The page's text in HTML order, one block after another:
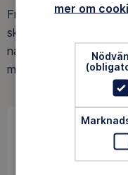
Friluftsfrämjandet
ska upptäcka den
naturen ger. Som
med att skydda
mer om